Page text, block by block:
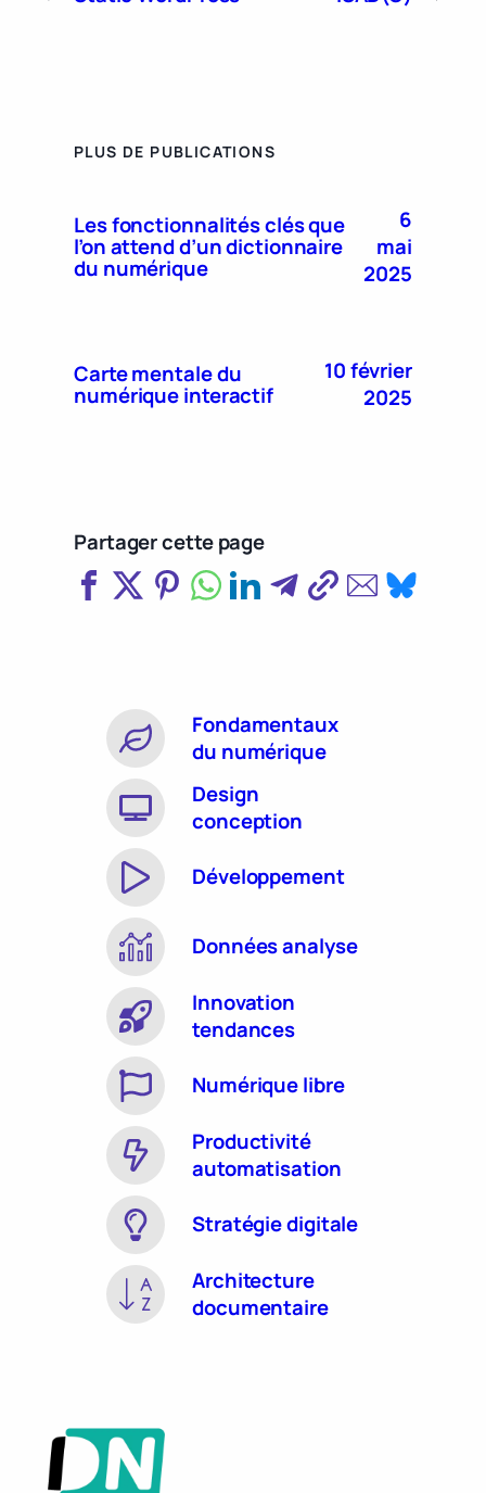
PLUS DE PUBLICATIONS
Les fonctionnalités clés que
l’on attend d’un dictionnaire
du numérique
6
mai
2025
Carte mentale du
numérique interactif
10 février
2025
Partager cette page
Fondamentaux
du numérique
Design
conception
Développement
Données analyse
Innovation
tendances
Numérique libre
Productivité
automatisation
Stratégie digitale
Architecture
documentaire